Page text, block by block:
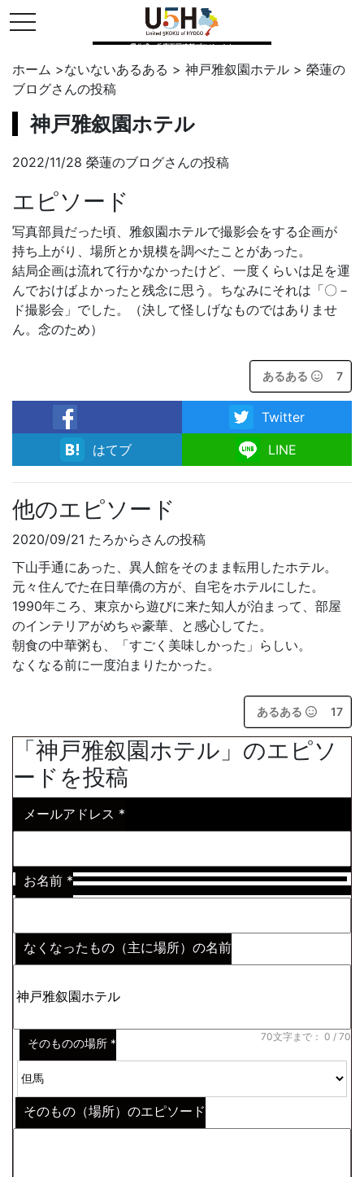
toggle navigation
県公式・兵庫五国連邦プロジェクト
ホーム >ないないあるある > 神戸雅叙園ホテル > 榮蓮の
ブログさんの投稿
神戸雅叙園ホテル
2022/11/28 榮蓮のブログさんの投稿
エピソード
写真部員だった頃、雅叙園ホテルで撮影会をする企画が
持ち上がり、場所とか規模を調べたことがあった。
結局企画は流れて行かなかったけど、一度くらいは足を運
んでおけばよかったと残念に思う。ちなみにそれは「〇－
ド撮影会」でした。（決して怪しげなものではありませ
ん。念のため）
あるある 7
facebook
Twitter
はてブ
LINE
他のエピソード
2020/09/21 たろからさんの投稿
下山手通にあった、異人館をそのまま転用したホテル。
元々住んでた在日華僑の方が、自宅をホテルにした。
1990年ころ、東京から遊びに来た知人が泊まって、部屋
のインテリアがめちゃ豪華、と感心してた。
朝食の中華粥も、「すごく美味しかった」らしい。
なくなる前に一度泊まりたかった。
あるある 17
「神戸雅叙園ホテル」のエピソ
ードを投稿
メールアドレス *
お名前 *
なくなったもの（主に場所）の名前
70文字まで： 0 / 70
そのものの場所 *
そのもの（場所）のエピソード